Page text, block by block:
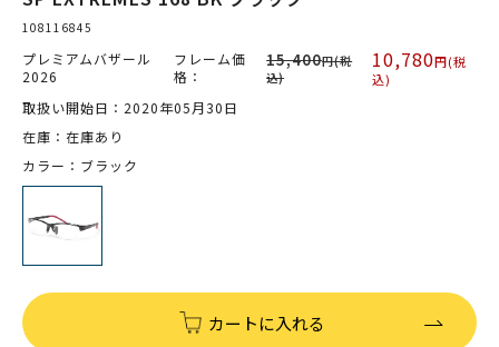
108116845
プレミアムバザール
2026
フレーム価
格：
15,400円(税
込)
10,780円(税
込)
取扱い開始日：2020年05月30日
在庫：在庫あり
カラー：ブラック
カートに入れる